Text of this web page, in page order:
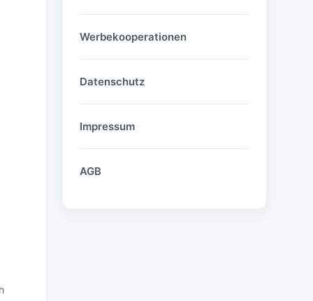
Werbekooperationen
Datenschutz
Impressum
AGB